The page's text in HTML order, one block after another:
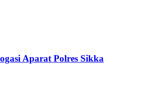
Aparat Polres Sikka